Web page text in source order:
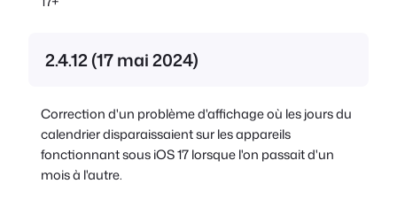
2.4.12 (17 mai 2024)
Correction d'un problème d'affichage où les jours du
calendrier disparaissaient sur les appareils
fonctionnant sous iOS 17 lorsque l'on passait d'un
mois à l'autre.